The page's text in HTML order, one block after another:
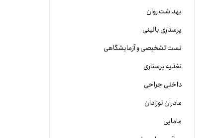
بهداشت روان
پرستاری بالینی
تست تشخیصی و آزمایشگاهی
تغذیه پرستاری
داخلی جراحی
مادران نوزادان
مامایی